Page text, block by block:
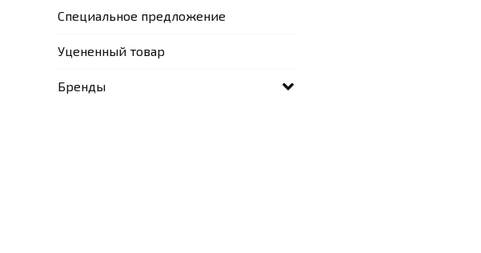
Специальное предложение
Уцененный товар
Бренды